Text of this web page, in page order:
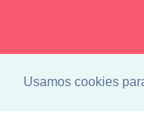
Usamos cookies